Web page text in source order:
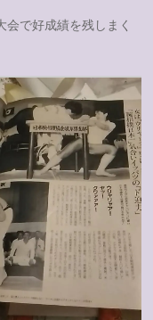
で好成績を残しまく